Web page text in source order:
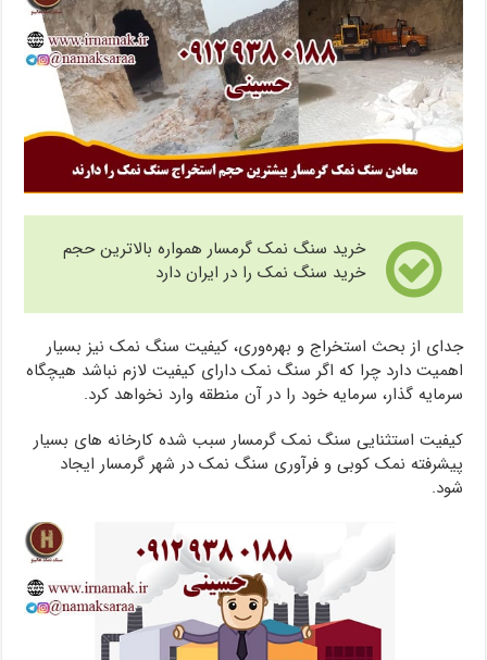
خرید سنگ نمک گرمسار همواره بالاترین حجم
خرید سنگ نمک را در ایران دارد
جدای از بحث استخراج و بهره‌وری، کیفیت سنگ نمک نیز بسیار
اهمیت دارد چرا که اگر سنگ نمک دارای کیفیت لازم نباشد هیچگاه
سرمایه گذار، سرمایه خود را در آن منطقه وارد نخواهد کرد.
کیفیت استثنایی سنگ نمک گرمسار سبب شده کارخانه های بسیار
پیشرفته نمک کوبی و فرآوری سنگ نمک در شهر گرمسار ایجاد
شود.